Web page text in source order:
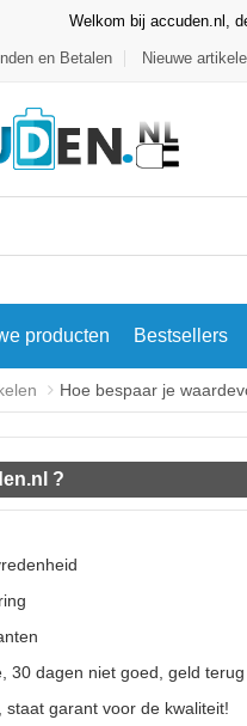
Welkom bij accuden.nl,
en Betalen Nieuwe
producten Bestsellers
Hoe bespaar je
?
30 dagen niet goed, geld
staat garant voor de kwaliteit!